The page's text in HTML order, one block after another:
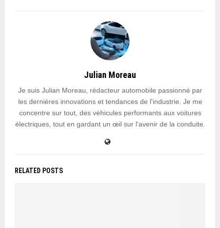
Julian Moreau
Je suis Julian Moreau, rédacteur automobile passionné par
les dernières innovations et tendances de l'industrie. Je me
concentre sur tout, des véhicules performants aux voitures
électriques, tout en gardant un œil sur l'avenir de la conduite.
RELATED POSTS